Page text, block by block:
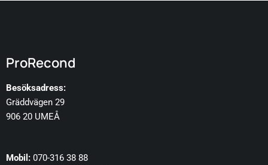
ProRecond
Besöksadress:
Gräddvägen 29
906 20 UMEÅ
Mobil: 070-316 38 88